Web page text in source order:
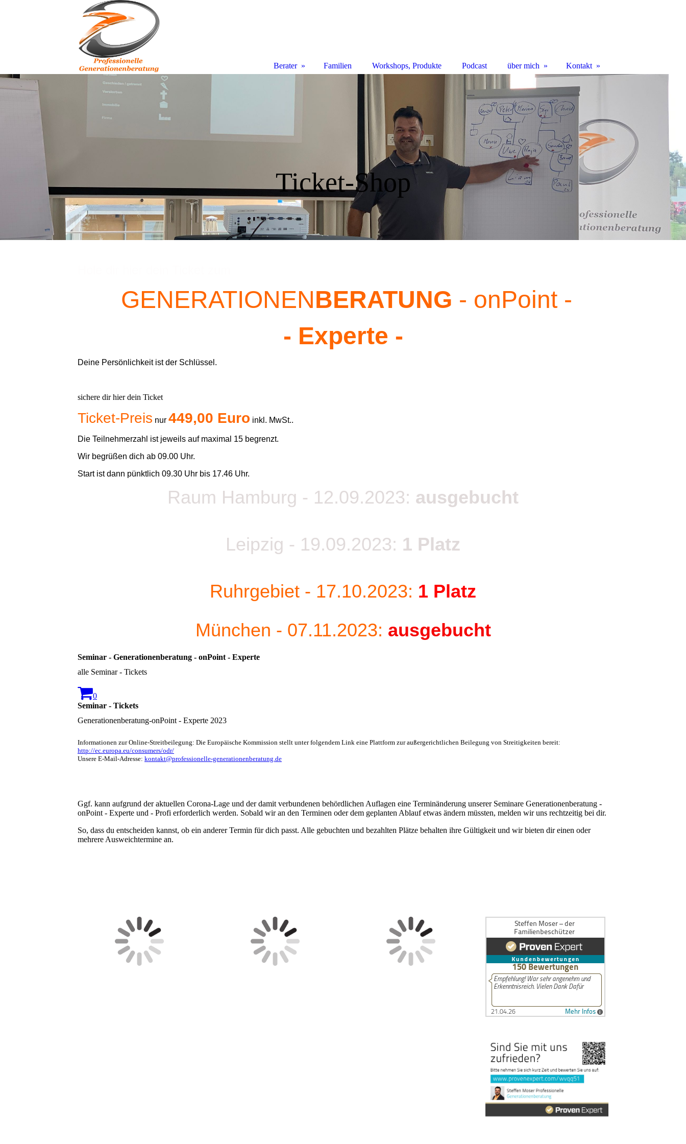
Ticket-Shop
GENERATIONENBERATUNG - onPoint -
- Experte -
Deine Persönlichkeit ist der Schlüssel.
sichere dir hier dein Ticket
Ticket-Preis nur 449,00 Euro inkl. MwSt..
Die Teilnehmerzahl ist jeweils auf maximal 15 begrenzt.
Wir begrüßen dich ab 09.00 Uhr.
Start ist dann pünktlich 09.30 Uhr bis 17.46 Uhr.
Raum Hamburg - 12.09.2023: ausgebucht
Leipzig - 19.09.2023: 1 Platz
Ruhrgebiet - 17.10.2023: 1 Platz
München - 07.11.2023: ausgebucht
Seminar - Generationenberatung - onPoint - Experte
alle Seminar - Tickets
0
Seminar - Tickets
Generationenberatung-onPoint - Experte 2023
Informationen zur Online-Streitbeilegung: Die Europäische Kommission stellt unter folgendem Link eine Plattform zur außergerichtlichen Beilegung von Streitigkeiten bereit:
http://ec.europa.eu/consumers/odr/
Unsere E-Mail-Adresse: kontakt@professionelle-generationenberatung.de
Ggf. kann aufgrund der aktuellen Corona-Lage und der damit verbundenen behördlichen Auflagen eine Terminänderung unserer Seminare Generationenberatung -
onPoint - Experte und - Profi erforderlich werden. Sobald wir an den Terminen oder dem geplanten Ablauf etwas ändern müssten, melden wir uns rechtzeitig bei dir.
So, dass du entscheiden kannst, ob ein anderer Termin für dich passt. Alle gebuchten und bezahlten Plätze behalten ihre Gültigkeit und wir bieten dir einen oder
mehrere Ausweichtermine an.
Berater Familien Workshops, Produkte Podcast über mich Kontakt